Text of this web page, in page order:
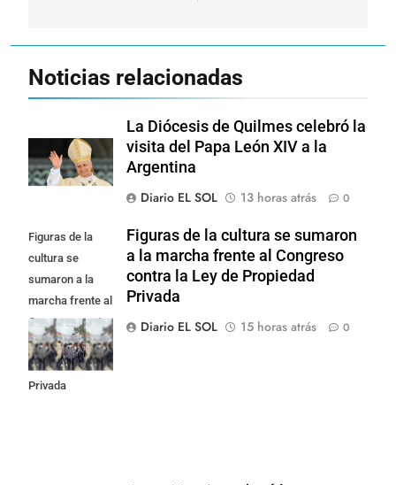
Noticias relacionadas
La Diócesis de Quilmes celebró la
visita del Papa León XIV a la
Argentina
Diario EL SOL
13 horas atrás 0
Figuras de la
cultura se
sumaron a la
marcha frente al
Congreso contra
la Ley de
Propiedad
Privada
Figuras de la cultura se sumaron
a la marcha frente al Congreso
contra la Ley de Propiedad
Privada
Diario EL SOL
15 horas atrás 0